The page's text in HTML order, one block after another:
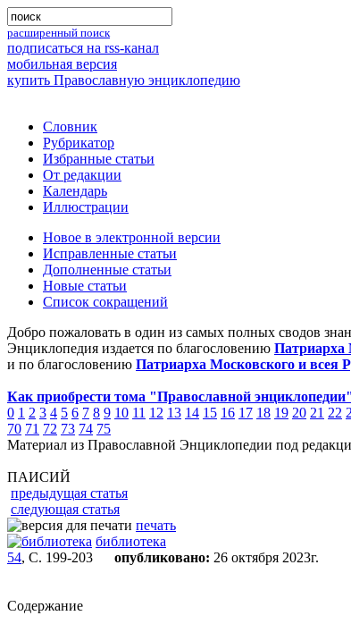
расширенный поиск
подписаться на rss-канал
мобильная версия
купить Православную энциклопедию
Словник
Рубрикатор
Избранные статьи
От редакции
Календарь
Иллюстрации
Новое в электронной версии
Исправленные статьи
Дополненные статьи
Новые статьи
Список сокращений
Добро пожаловать в один из самых полных сводов
Энциклопедия издается по благословению Патриарха
и по благословению Патриарха Московского и всея
Как приобрести тома "Православной энциклопедии"
0 1 2 3 4 5 6 7 8 9 10 11 12 13 14 15 16 17 18 19 20 21 22
70 71 72 73 74 75
Материал из Православной Энциклопедии под
ПАИСИЙ
предыдущая статья
следующая статья
печать
библиотека
54, С. 199-203 опубликовано: 26 октября 2023г.
Содержание